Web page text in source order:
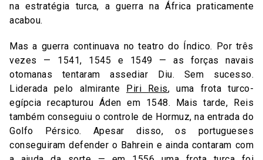
na estratégia turca, a guerra na África praticamente
acabou.
Mas a guerra continuava no teatro do Índico. Por três
vezes — 1541, 1545 e 1549 — as forças navais
otomanas tentaram assediar Diu. Sem sucesso.
Liderada pelo almirante Piri Reis, uma frota turco-
egípcia recapturou Áden em 1548. Mais tarde, Reis
também conseguiu o controle de Hormuz, na entrada do
Golfo Pérsico. Apesar disso, os portugueses
conseguiram defender o Bahrein e ainda contaram com